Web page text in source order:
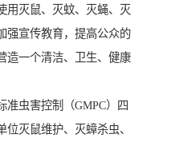
用灭鼠、灭蚊、灭蝇、灭
强宣传教育，提高公众的
造一个清洁、卫生、健康
准虫害控制（GMPC）四
灭鼠维护、灭蟑杀虫、